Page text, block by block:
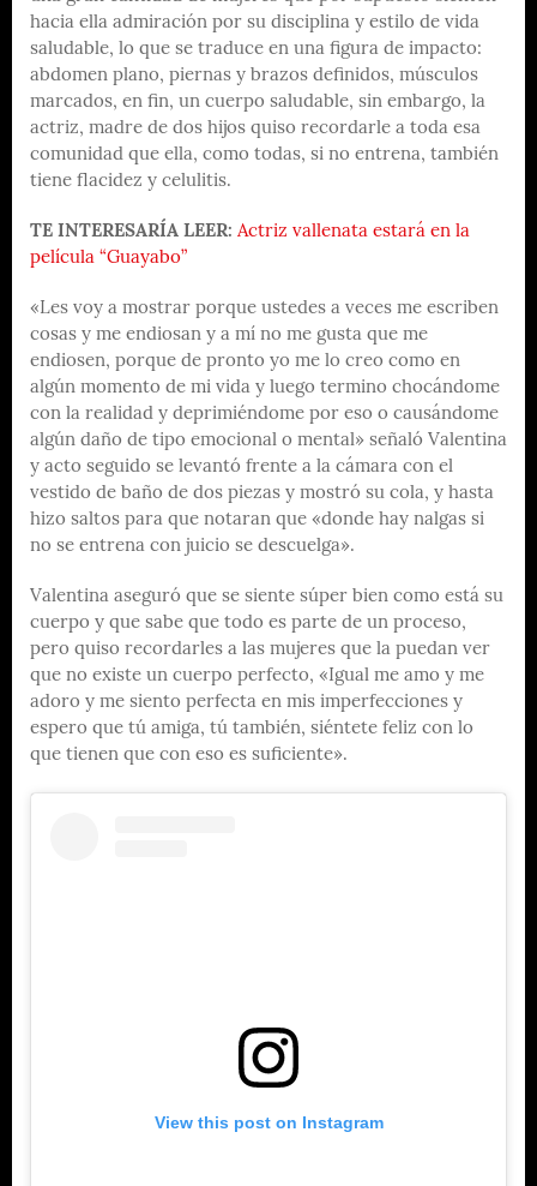
hacia ella admiración por su disciplina y estilo de vida
saludable, lo que se traduce en una figura de impacto:
abdomen plano, piernas y brazos definidos, músculos
marcados, en fin, un cuerpo saludable, sin embargo, la
actriz, madre de dos hijos quiso recordarle a toda esa
comunidad que ella, como todas, si no entrena, también
tiene flacidez y celulitis.
TE INTERESARÍA LEER: Actriz vallenata estará en la
película “Guayabo”
«Les voy a mostrar porque ustedes a veces me escriben
cosas y me endiosan y a mí no me gusta que me
endiosen, porque de pronto yo me lo creo como en
algún momento de mi vida y luego termino chocándome
con la realidad y deprimiéndome por eso o causándome
algún daño de tipo emocional o mental» señaló Valentina
y acto seguido se levantó frente a la cámara con el
vestido de baño de dos piezas y mostró su cola, y hasta
hizo saltos para que notaran que «donde hay nalgas si
no se entrena con juicio se descuelga».
Valentina aseguró que se siente súper bien como está su
cuerpo y que sabe que todo es parte de un proceso,
pero quiso recordarles a las mujeres que la puedan ver
que no existe un cuerpo perfecto, «Igual me amo y me
adoro y me siento perfecta en mis imperfecciones y
espero que tú amiga, tú también, siéntete feliz con lo
que tienen que con eso es suficiente».
View this post on Instagram